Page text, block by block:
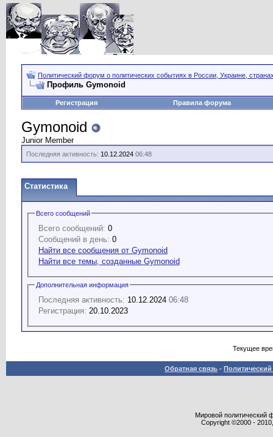
Политический форум о политических событиях в России, Украине,
Профиль Gymonoid
Регистрация Правила форума
Gymonoid
Junior Member
Последняя активность: 10.12.2024 06:48
Статистика
Всего сообщений
Всего сообщений: 0
Сообщений в день: 0
Найти все сообщения от Gymonoid
Найти все темы, созданные Gymonoid
Дополнительная информация
Последняя активность: 10.12.2024 06:48
Регистрация: 20.10.2023
Текущее
Обратная связь -
Мировой политический
Copyright ©2000 -